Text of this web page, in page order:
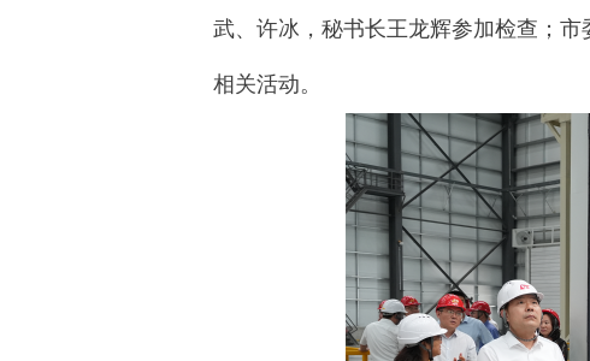
武、许冰，秘书长王龙辉参加检查；
相关活动。